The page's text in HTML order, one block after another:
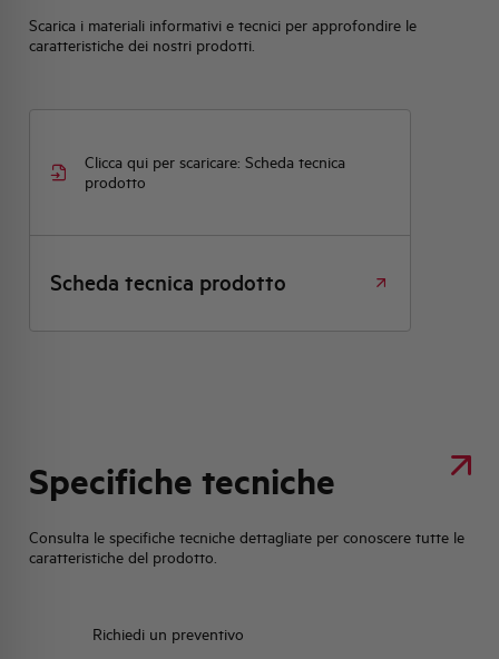
Scarica i materiali informativi e tecnici per approfondire le
caratteristiche dei nostri prodotti.
Clicca qui per scaricare: Scheda tecnica
prodotto
Scheda tecnica prodotto
Specifiche tecniche
Consulta le specifiche tecniche dettagliate per conoscere tutte le
caratteristiche del prodotto.
Richiedi un preventivo